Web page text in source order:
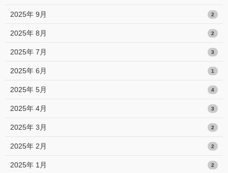
2025年 9月 2
2025年 8月 2
2025年 7月 3
2025年 6月 1
2025年 5月 4
2025年 4月 3
2025年 3月 2
2025年 2月 2
2025年 1月 2